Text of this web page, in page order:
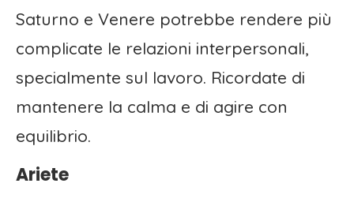
Saturno e Venere potrebbe rendere più
complicate le relazioni interpersonali,
specialmente sul lavoro. Ricordate di
mantenere la calma e di agire con
equilibrio.
Ariete